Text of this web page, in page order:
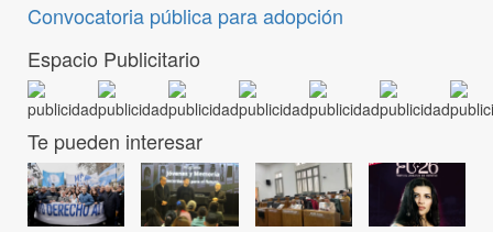
Convocatoria pública para adopción
Espacio Publicitario
Te pueden interesar